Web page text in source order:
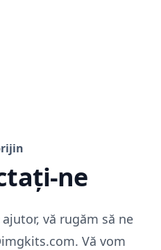
ne
vă rugăm să ne
Vă vom